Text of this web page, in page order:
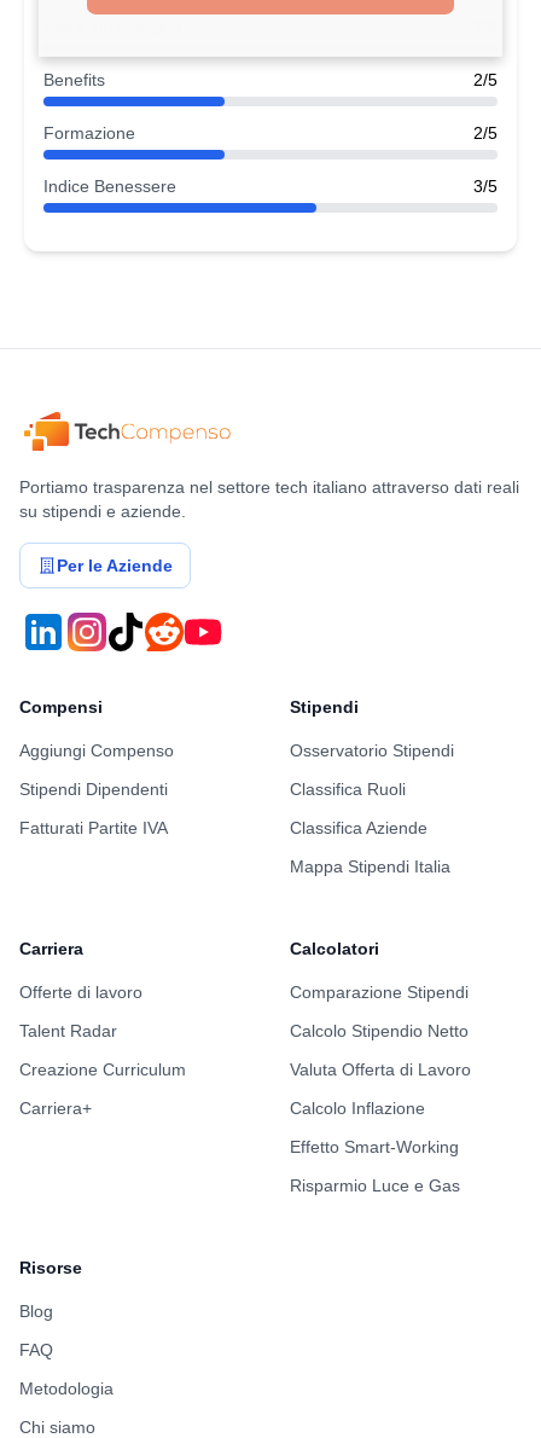
Benefits 2/5
Formazione 2/5
Indice Benessere 3/5
Portiamo trasparenza nel settore tech italiano attraverso dati reali
su stipendi e aziende.
Per le Aziende
Compensi
Aggiungi Compenso
Stipendi Dipendenti
Fatturati Partite IVA
Stipendi
Osservatorio Stipendi
Classifica Ruoli
Classifica Aziende
Mappa Stipendi Italia
Carriera
Offerte di lavoro
Talent Radar
Creazione Curriculum
Carriera+
Calcolatori
Comparazione Stipendi
Calcolo Stipendio Netto
Valuta Offerta di Lavoro
Calcolo Inflazione
Effetto Smart-Working
Risparmio Luce e Gas
Risorse
Blog
FAQ
Metodologia
Chi siamo